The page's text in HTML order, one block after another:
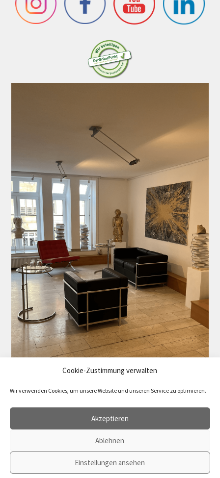
Cookie-Zustimmung verwalten
Wir verwenden Cookies, um unsere Website und unseren Service zu optimieren.
Akzeptieren
Ablehnen
Einstellungen ansehen
Vertrag widerrufen
0
© 2026 agenda Verlag